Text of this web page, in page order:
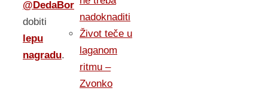
@DedaBor
dobiti
lepu
nagradu.
nadoknaditi
Život teče u
laganom
ritmu –
Zvonko